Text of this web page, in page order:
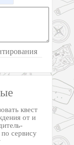
квест
от и
сервису